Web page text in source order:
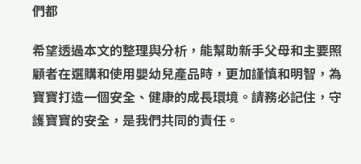
們都
希望透過本文的整理與分析，能幫助新手父母和主要照
顧者在選購和使用嬰幼兒產品時，更加謹慎和明智，為
寶寶打造一個安全、健康的成長環境。請務必記住，守
護寶寶的安全，是我們共同的責任。